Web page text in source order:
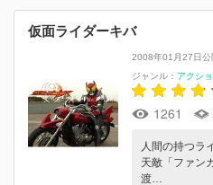
仮面ライダーキバ
2008年01月27日公
ジャンル： アクシ
1261
人間の持つラ
天敵「ファン
渡…